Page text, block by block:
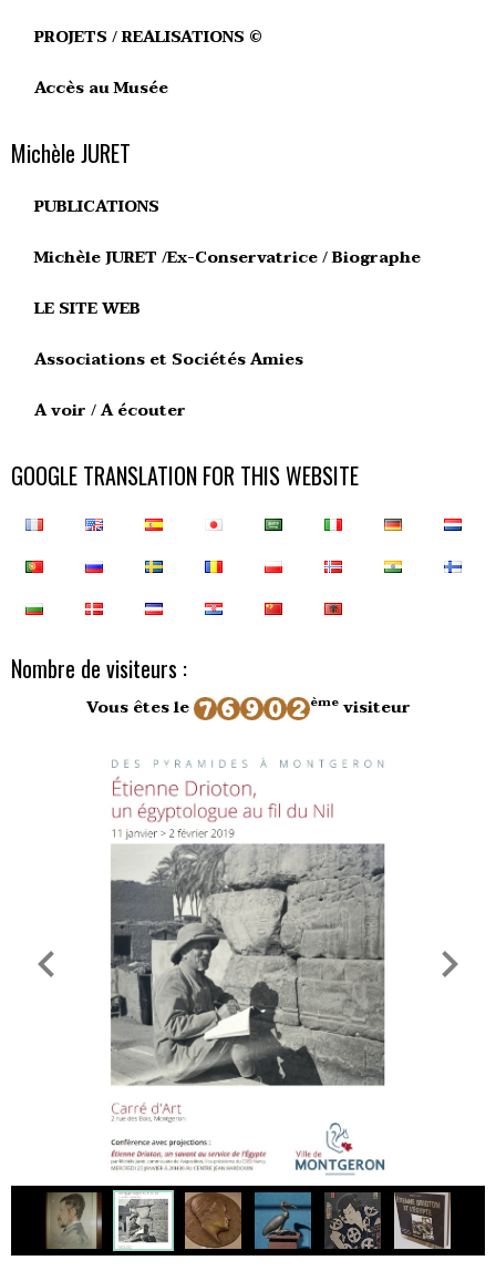
PROJETS / REALISATIONS ©
Accès au Musée
Michèle JURET
PUBLICATIONS
Michèle JURET /Ex-Conservatrice / Biographe
LE SITE WEB
Associations et Sociétés Amies
A voir / A écouter
GOOGLE TRANSLATION FOR THIS WEBSITE
Nombre de visiteurs :
Vous êtes le èmevisiteur